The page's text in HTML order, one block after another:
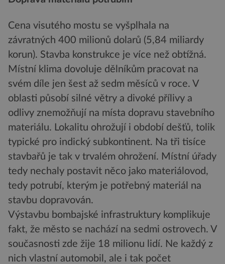
Cena visutého mostu se vyšplhala na
závratných 400 milionů dolarů (5,84 miliardy
korun). Stavba konstrukce je více než obtížná.
Místní klima dovoluje dělníkům pracovat na
svém díle jen šest až sedm měsíců v roce. V
oblasti působí silné větry a divoké přílivy a
odlivy znemožňují na místa dopravu stavebního
materiálu. Lokalitu ohrožují i období dešťů, tolik
typické pro indický subkontinent. Na tři tisíce
stavbařů je tak v trvalém ohrožení. Místní úřady
tedy nechaly postavit něco jako materiálovod,
tedy potrubí, kterým je potřebný materiál na
stavbu dopravován.
Výstavbu bombajské infrastruktury komplikuje
fakt, že město se nachází na sedmi ostrovech. V
současnosti zde žije 18 milionu lidí. Ne každý z
nich vlastní automobil, ale i tak počet